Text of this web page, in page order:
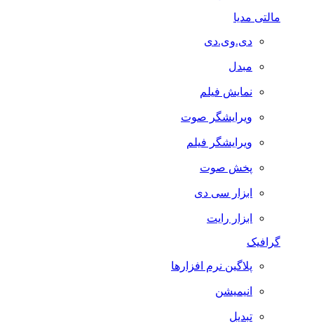
مالتی مدیا
دی.وی.دی
مبدل
نمایش فیلم
ویرایشگر صوت
ویرایشگر فیلم
پخش صوت
ابزار سی دی
ابزار رایت
گرافیک
پلاگین نرم افزارها
انیمیشن
تبدیل